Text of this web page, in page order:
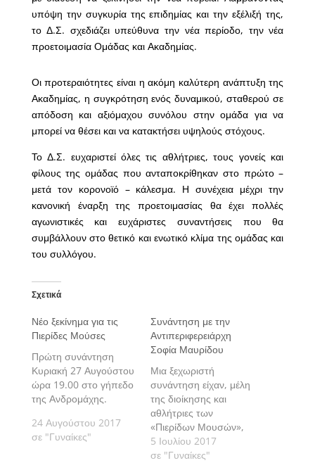
υπόψη την συγκυρία της επιδημίας και την εξέλιξή της,
το Δ.Σ. σχεδιάζει υπεύθυνα την νέα περίοδο, την νέα
προετοιμασία Ομάδας και Ακαδημίας.
Οι προτεραιότητες είναι η ακόμη καλύτερη ανάπτυξη της
Ακαδημίας, η συγκρότηση ενός δυναμικού, σταθερού σε
απόδοση και αξιόμαχου συνόλου στην ομάδα για να
μπορεί να θέσει και να κατακτήσει υψηλούς στόχους.
Το Δ.Σ. ευχαριστεί όλες τις αθλήτριες, τους γονείς και
φίλους της ομάδας που ανταποκρίθηκαν στο πρώτο –
μετά τον κορονοϊό – κάλεσμα. Η συνέχεια μέχρι την
κανονική έναρξη της προετοιμασίας θα έχει πολλές
αγωνιστικές και ευχάριστες συναντήσεις που θα
συμβάλλουν στο θετικό και ενωτικό κλίμα της ομάδας και
του συλλόγου.
Σχετικά
Νέο ξεκίνημα για τις
Πιερίδες Μούσες
Πρώτη συνάντηση
Κυριακή 27 Αυγούστου
ώρα 19.00 στο γήπεδο
της Ανδρομάχης.
24 Αυγούστου 2017
σε "Γυναίκες"
Συνάντηση με την
Αντιπεριφερειάρχη
Σοφία Μαυρίδου
Μια ξεχωριστή
συνάντηση είχαν, μέλη
της διοίκησης και
αθλήτριες των
«Πιερίδων Μουσών»,
το βράδυ της Δευτέρας
3 Ιουλίου 2017 σε
5 Ιουλίου 2017
σε "Γυναίκες"